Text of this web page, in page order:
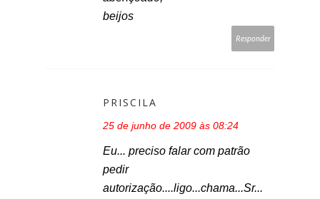
beijos
Responder
PRISCILA
25 de junho de 2009 às 08:24
Eu... preciso falar com patrão
pedir
autorização....ligo...chama...Sr...